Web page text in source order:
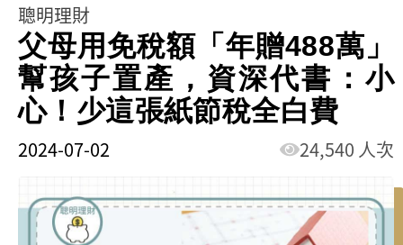
聰明理財
父母用免稅額「年贈488萬」
幫孩子置產，資深代書：小
心！少這張紙節稅全白費
2024-07-02 24,540 人次